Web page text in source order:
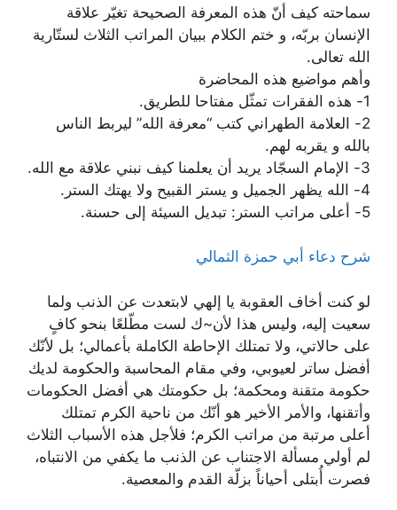
سماحته كيف أنّ هذه المعرفة الصحيحة تغيّر علاقة
الإنسان بربّه، و ختم الكلام ببيان المراتب الثلاث لستّارية
الله تعالى.
وأهم مواضيع هذه المحاضرة
1- هذه الفقرات تمثّل مفتاحا للطريق.
2- العلامة الطهراني كتب “معرفة الله” ليربط الناس
بالله و يقربه لهم.
3- الإمام السجّاد يريد أن يعلمنا كيف نبني علاقة مع الله.
4- الله يظهر الجميل و يستر القبيح ولا يهتك الستر.
5- أعلى مراتب الستر: تبديل السيئة إلى حسنة.
شرح دعاء أبي حمزة الثمالي
لو كنت أخاف العقوبة يا إلهي لابتعدت عن الذنب ولما
سعيت إليه، وليس هذا لأن~ك لست مطّلعًا بنحو كافٍ
على حالاتي، ولا تمتلك الإحاطة الكاملة بأعمالي؛ بل لأنّك
أفضل ساتر لعيوبي، وفي مقام المحاسبة والحكومة لديك
حكومة متقنة ومحكمة؛ بل حكومتك هي أفضل الحكومات
وأتقنها، والأمر الأخير هو أنّك من ناحية الكرم تمتلك
أعلى مرتبة من مراتب الكرم؛ فلأجل هذه الأسباب الثلاث
لم أولي مسألة الاجتناب عن الذنب ما يكفي من الانتباه،
فصرت أُبتلى أحياناً بزلّة القدم والمعصية.